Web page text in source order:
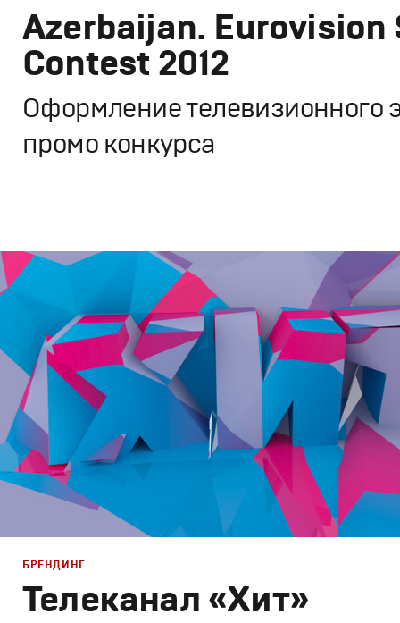
Azerbaijan. Eurovision
Contest 2012
Оформление телевизионного
промо конкурса
Дизайн,ТВ-Шоу
Графический дизайн,Моушн-дизайн Промо
Телеканал «Хит»
БРЕНДИНГ